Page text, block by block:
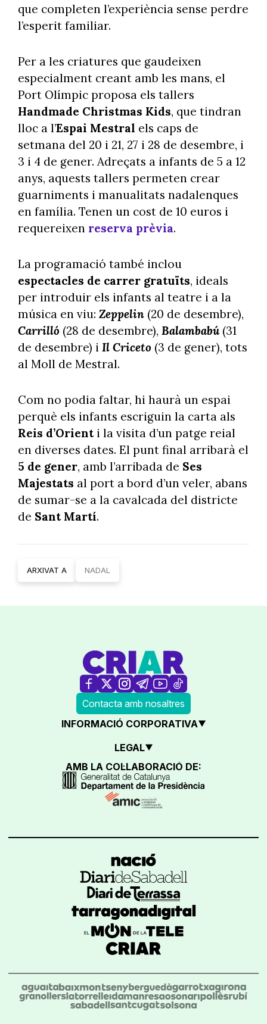
que completen l’experiència sense perdre
l’esperit familiar.
Per a les criatures que gaudeixen
especialment creant amb les mans, el
Port Olímpic proposa els tallers
Handmade Christmas Kids, que tindran
lloc a l’Espai Mestral els caps de
setmana del 20 i 21, 27 i 28 de desembre, i
3 i 4 de gener. Adreçats a infants de 5 a 12
anys, aquests tallers permeten crear
guarniments i manualitats nadalenques
en família. Tenen un cost de 10 euros i
requereixen reserva prèvia.
La programació també inclou
espectacles de carrer gratuïts, ideals
per introduir els infants al teatre i a la
música en viu:Zeppelin (20 de desembre),
Carrilló (28 de desembre), Balambabú (31
de desembre) i Il Criceto (3 de gener), tots
al Moll de Mestral.
Com no podia faltar, hi haurà un espai
perquè els infants escriguin la carta als
Reis d’Orient i la visita d’un patge reial
en diverses dates. El punt final arribarà el
5 de gener, amb l’arribada de Ses
Majestats al port a bord d’un veler, abans
de sumar-se a la cavalcada del districte
de Sant Martí.
ARXIVAT A NADAL
Contacta amb nosaltres
INFORMACIÓ CORPORATIVA
LEGAL
AMB LA COL·LABORACIÓ DE: